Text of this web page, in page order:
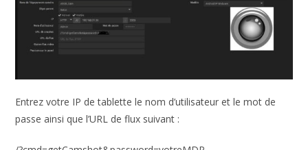
Entrez votre IP de tablette le nom d’utilisateur et le mot de
passe ainsi que l’URL de flux suivant :